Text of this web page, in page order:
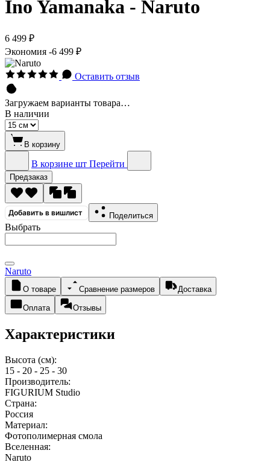
Ino Yamanaka - Naruto
6 499 ₽
Экономия -6 499 ₽
Оставить отзыв
Загружаем варианты товара…
В наличии
В корзину
В корзине шт Перейти
Предзаказ
Добавить в вишлист Поделиться
Выбрать
Naruto
О товаре Сравнение размеров Доставка
Оплата Отзывы
Характеристики
Высота (см):
15 - 20 - 25 - 30
Производитель:
FIGURIUM Studio
Страна:
Россия
Материал:
Фотополимерная смола
Вселенная:
Naruto